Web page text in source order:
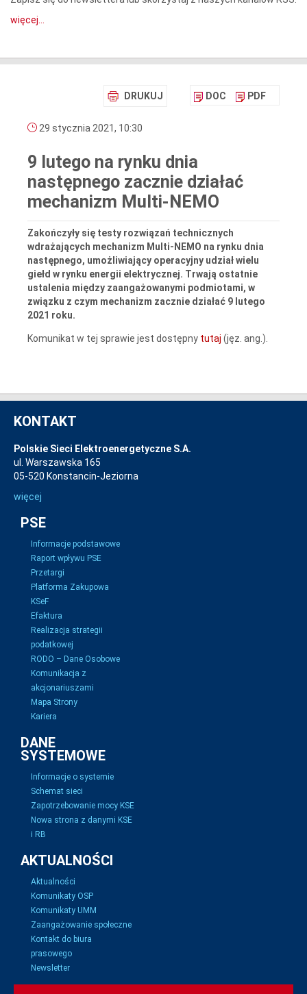
więcej...
DRUKUJ DOC PDF
29 stycznia 2021, 10:30
9 lutego na rynku dnia
następnego zacznie działać
mechanizm Multi-NEMO
Zakończyły się testy rozwiązań technicznych
wdrażających mechanizm Multi-NEMO na rynku dnia
następnego, umożliwiający operacyjny udział wielu
giełd w rynku energii elektrycznej. Trwają ostatnie
ustalenia między zaangażowanymi podmiotami, w
związku z czym mechanizm zacznie działać 9 lutego
2021 roku.
Komunikat w tej sprawie jest dostępny tutaj (jęz. ang.).
KONTAKT
Polskie Sieci Elektroenergetyczne S.A.
ul. Warszawska 165
05-520 Konstancin-Jeziorna
więcej
PSE
Informacje podstawowe
Raport wpływu PSE
Przetargi
Platforma Zakupowa
KSeF
Efaktura
Realizacja strategii
podatkowej
RODO – Dane Osobowe
Komunikacja z
akcjonariuszami
Mapa Strony
Kariera
DANE
SYSTEMOWE
Informacje o systemie
Schemat sieci
Zapotrzebowanie mocy KSE
Nowa strona z danymi KSE
i RB
AKTUALNOŚCI
Aktualności
Komunikaty OSP
Komunikaty UMM
Zaangażowanie społeczne
Kontakt do biura
prasowego
Newsletter